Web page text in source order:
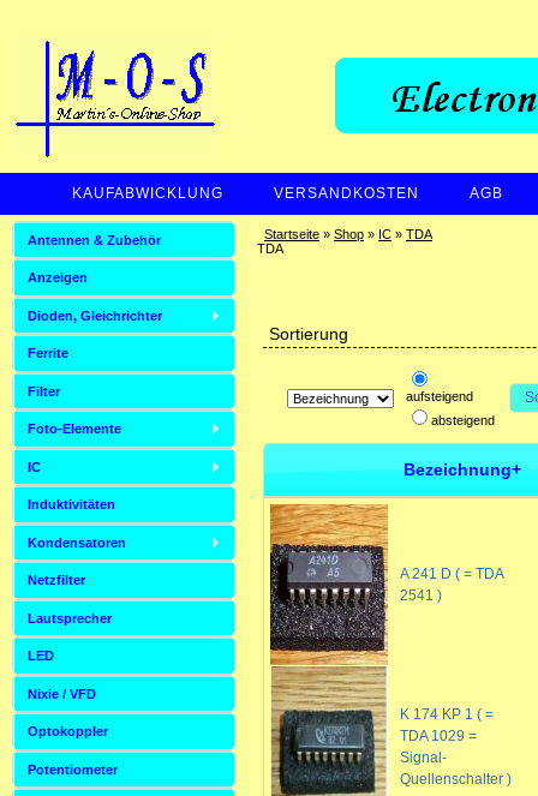
KAUFABWICKLUNG VERSANDKOSTEN AGB
ZAHLUNGSARTEN Startseite» Shop» IC» TDA
TDA
Sortierung
aufsteigend
absteigend
Bezeichnung+
A 241 D ( = TDA
2541 )
K 174 KP 1 ( =
TDA 1029 =
Signal-
Quellenschalter )
Antennen & Zubehör
Anzeigen
Dioden, Gleichrichter
Ferrite
Filter
Foto-Elemente
IC
Induktivitäten
Kondensatoren
Netzfilter
Lautsprecher
LED
Nixie / VFD
Optokoppler
Potentiometer